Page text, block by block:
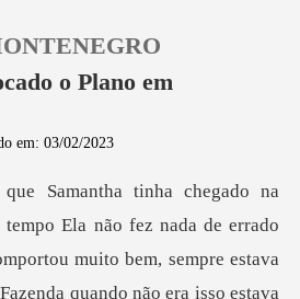
o Plano em
em: 03/02/2023
muito bem, sempre estava
quando não era isso estava